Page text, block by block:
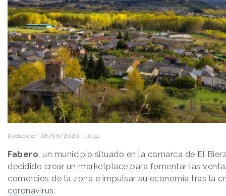
Redacción 08/06/2020 · 10:41
Fabero, un municipio situado en la comarca de El
decidido crear un marketplace para fomentar las
comercios de la zona e impulsar su economía tras la
coronavirus.